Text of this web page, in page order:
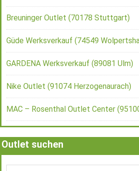
Breuninger Outlet (70178 Stuttgart)
Güde Werksverkauf (74549
GARDENA Werksverkauf (89081 Ulm)
Nike Outlet (91074 Herzogenaurach)
MAC – Rosenthal Outlet Center
Outlet suchen